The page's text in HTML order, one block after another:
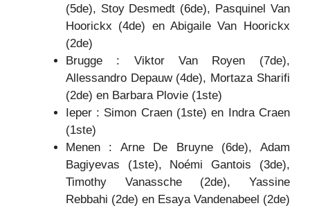
(5de), Stoy Desmedt (6de), Pasquinel Van
Hoorickx (4de) en Abigaile Van Hoorickx
(2de)
Brugge : Viktor Van Royen (7de),
Allessandro Depauw (4de), Mortaza Sharifi
(2de) en Barbara Plovie (1ste)
Ieper : Simon Craen (1ste) en Indra Craen
(1ste)
Menen : Arne De Bruyne (6de), Adam
Bagiyevas (1ste), Noémi Gantois (3de),
Timothy Vanassche (2de), Yassine
Rebbahi (2de) en Esaya Vandenabeel (2de)